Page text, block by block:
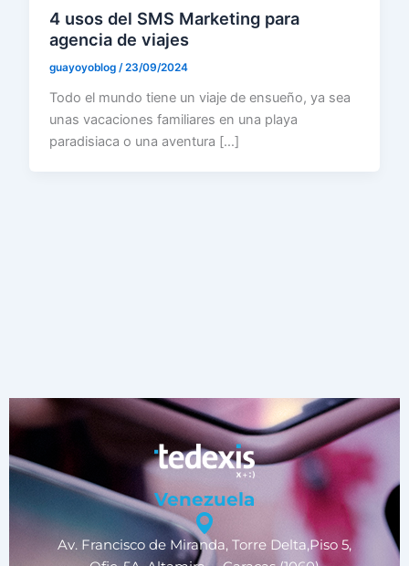
4 usos del SMS Marketing para
agencia de viajes
guayoyoblog /23/09/2024
Todo el mundo tiene un viaje de ensueño, ya sea
unas vacaciones familiares en una playa
paradisiaca o una aventura […]
Venezuela
Av. Francisco de Miranda, Torre Delta,Piso 5,